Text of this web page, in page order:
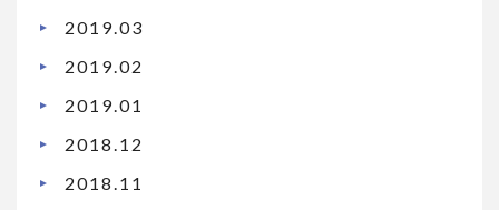
2019.03
2019.02
2019.01
2018.12
2018.11